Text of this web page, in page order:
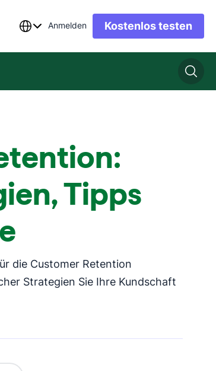
Anmelden Kostenlos testen
Tipps
die Customer Retention
Strategien Sie Ihre Kundschaft